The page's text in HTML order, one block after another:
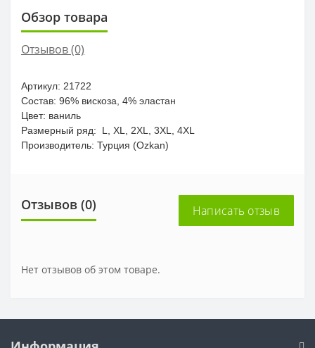
Обзор товара
Отзывов (0)
Артикул: 21722
Состав: 96% вискоза, 4% эластан
Цвет: ваниль
Размерный ряд: L, XL, 2XL, 3XL, 4XL
Производитель: Турция (Ozkan)
Отзывов (0) Написать отзыв
Нет отзывов об этом товаре.